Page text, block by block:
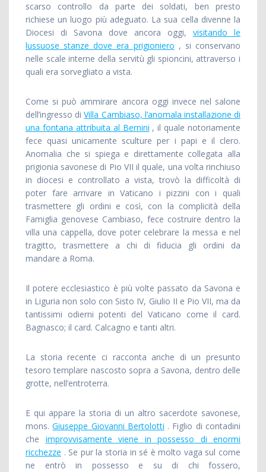
scarso controllo da parte dei soldati, ben presto
richiese un luogo più adeguato. La sua cella divenne la
Diocesi di Savona dove ancora oggi, visitando le
lussuose stanze dove era prigioniero , si conservano
nelle scale interne della servitù gli spioncini, attraverso i
quali era sorvegliato a vista.
Come si può ammirare ancora oggi invece nel salone
dell’ingresso diVilla Cambiaso, l’anomala installazione di
una fontana attribuita al Bernini , il quale notoriamente
fece quasi unicamente sculture per i papi e il clero.
Anomalia che si spiega e direttamente collegata alla
prigionia savonese di Pio VII il quale, una volta rinchiuso
in diocesi e controllato a vista, trovò la difficoltà di
poter fare arrivare in Vaticano i pizzini con i quali
trasmettere gli ordini e così, con la complicità della
Famiglia genovese Cambiaso, fece costruire dentro la
villa una cappella, dove poter celebrare la messa e nel
tragitto, trasmettere a chi di fiducia gli ordini da
mandare a Roma.
Il potere ecclesiastico è più volte passato da Savona e
in Liguria non solo con Sisto IV, Giulio II e Pio VII, ma da
tantissimi odierni potenti del Vaticano come il card.
Bagnasco; il card. Calcagno e tanti altri.
La storia recente ci racconta anche di un presunto
tesoro templare nascosto sopra a Savona, dentro delle
grotte, nell’entroterra.
E qui appare la storia di un altro sacerdote savonese,
mons.Giuseppe Giovanni Bertolotti . Figlio di contadini
che improvvisamente viene in possesso di enormi
ricchezze . Se pur la storia in sé è molto vaga sul come
ne entrò in possesso e su di chi fossero,